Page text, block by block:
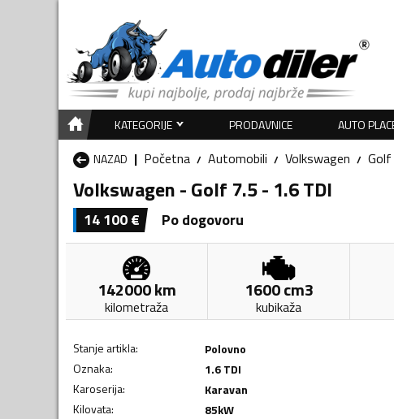
KATEGORIJE PRODAVNICE AUTO
NAZAD
Početna Automobili Volkswagen
Volkswagen - Golf 7.5 - 1.6 TDI
14 100€ Po dogovoru
142000km
kilometraža
1600cm3
kubikaža
Stanje artikla:
Polovno
Oznaka:
1.6 TDI
Karoserija:
Karavan
Kilovata: 85kW